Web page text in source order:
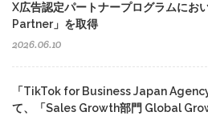
X広告認定パートナープログラムにお
Partner」を取得
2026.06.10
「TikTok for Business Japan
て、「Sales Growth部門 Global